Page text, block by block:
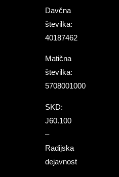
Davčna
številka:
40187462
Matična
številka:
5708001000
SKD:
J60.100
–
Radijska
dejavnost